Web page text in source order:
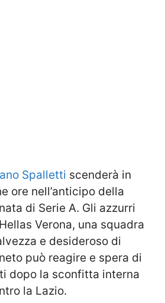
Spalletti scenderà in
ore nell’anticipo della
di Serie A. Gli azzurri
Verona, una squadra
e desideroso di
può reagire e spera di
dopo la sconfitta interna
la Lazio.